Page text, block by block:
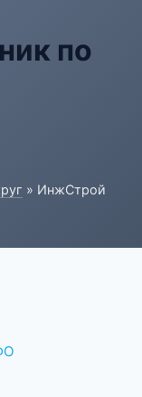
по
» ИнжСтрой